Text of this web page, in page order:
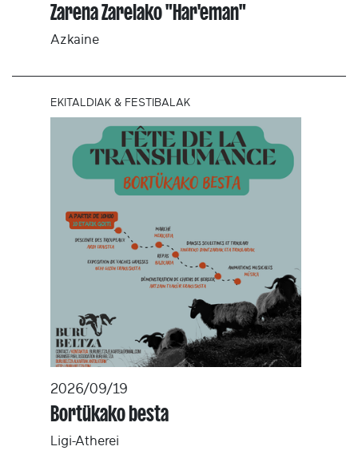
Zarena Zarelako "Har'eman"
Azkaine
EKITALDIAK & FESTIBALAK
2026/09/19
Bortükako besta
Ligi-Atherei